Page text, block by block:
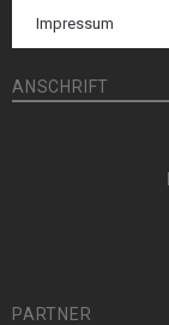
Impressum
ANSCHRIFT
PARTNER